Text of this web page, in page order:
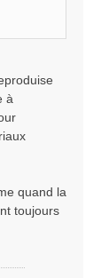
à
quand la
toujours